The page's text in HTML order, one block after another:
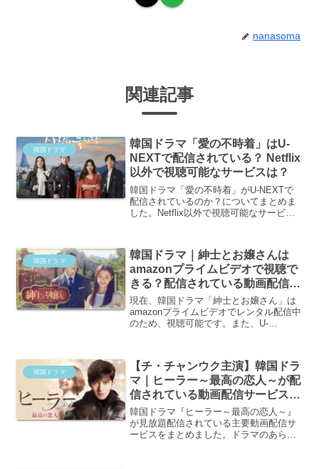
nanasoma
関連記事
韓国ドラマ
韓国ドラマ「愛の不時着」はU-
NEXTで配信されている？ Netflix
以外で視聴可能なサービスは？
韓国ドラマ「愛の不時着」がU-NEXTで
配信されているのか？についてまとめま
した。Netflix以外で視聴可能なサービス
韓国ドラマ
韓国ドラマ｜紳士とお嬢さんは
amazonプライムビデオで視聴で
きる？配信されている動画配信サ
ービス
現在、韓国ドラマ「紳士とお嬢さん」は
amazonプライムビデオでレンタル配信中
のため、視聴可能です。また、U-
では、「紳士とお嬢さん」DVDをレンタ
ルすることも可能です。
韓国ドラマ
【チ・チャンウク主演】韓国ドラ
マ｜ヒーラー～最高の恋人～が配
信されている動画配信サービス
Netflixでの配信は？
韓国ドラマ『ヒーラー～最高の恋人～』
が見放題配信されている主要動画配信サ
ービスをまとめました。ドラマのあらす